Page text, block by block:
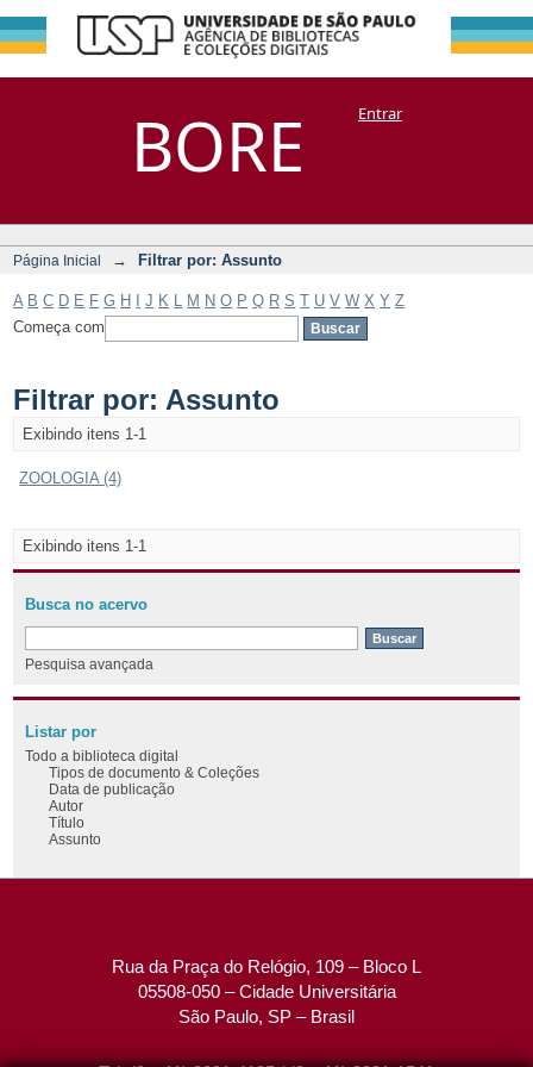
BORE
Filtrar por:
Assunto
DSpace/Manakin + CoriscoEntrar
Página Inicial → Filtrar por: Assunto
A B C D E F G H J K M N O P Q R S T U V W X Y Z
Começa com
Filtrar por: Assunto
Exibindo itens 1-1
ZOOLOGIA (4)
Exibindo itens 1-1
Busca no acervo
Pesquisa avançada
Listar por
Todo a biblioteca digital
Tipos de documento & Coleções
Data de publicação
Autor
Título
Assunto
Rua da Praça do Relógio, 109 – Bloco L
05508-050 – Cidade Universitária
São Paulo, SP – Brasil